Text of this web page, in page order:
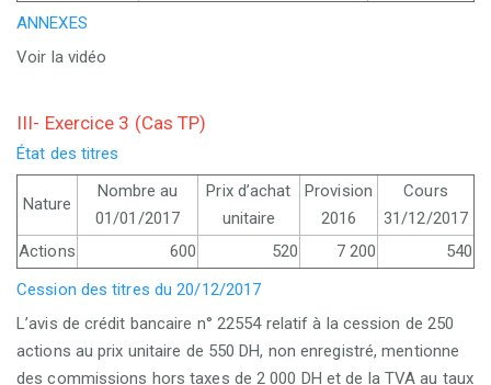
ANNEXES
Voir la vidéo
III- Exercice 3 (Cas TP)
État des titres
Nature
Nombre au
01/01/2017
Prix d’achat
unitaire
Provision
2016
Cours
31/12/2017
Actions
600 520 7 200
540
Cession des titres du 20/12/2017
L’avis de crédit bancaire n° 22554 relatif à la cession de 250
actions au prix unitaire de 550 DH, non enregistré, mentionne
des commissions hors taxes de 2 000 DH et de la TVA au taux